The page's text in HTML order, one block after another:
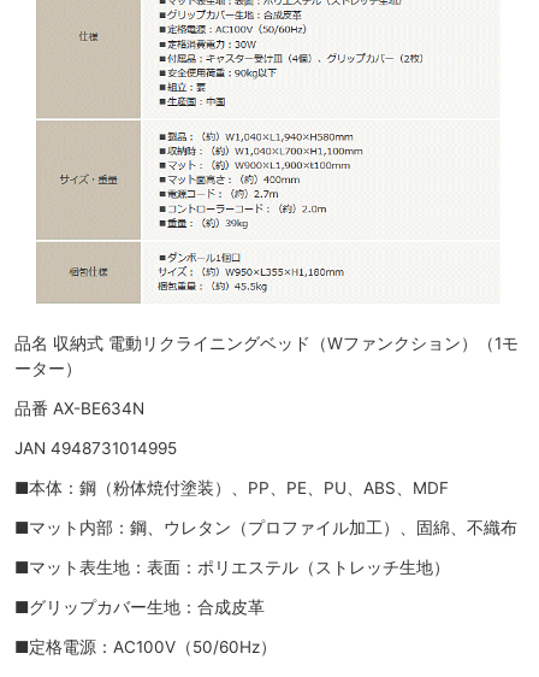
品名 収納式 電動リクライニングベッド（Wファンクション）（1モ
ーター）
品番 AX-BE634N
JAN 4948731014995
■本体：鋼（粉体焼付塗装）、PP、PE、PU、ABS、MDF
■マット内部：鋼、ウレタン（プロファイル加工）、固綿、不織布
■マット表生地：表面：ポリエステル（ストレッチ生地）
■グリップカバー生地：合成皮革
■定格電源：AC100V（50/60Hz）